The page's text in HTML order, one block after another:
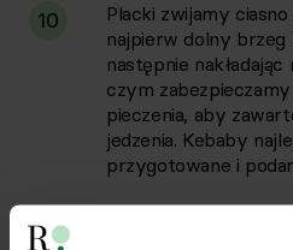
10
Placki zwijamy
najpierw dolny
następnie
czym
pieczenia, aby
jedzenia. Kebaby
przygotowane i